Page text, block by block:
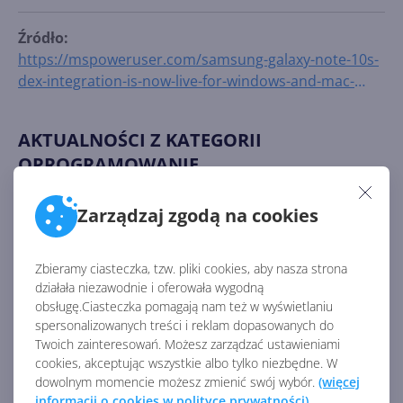
Zarządzaj zgodą na cookies
Zbieramy ciasteczka, tzw. pliki cookies, aby nasza strona
działała niezawodnie i oferowała wygodną
obsługę.Ciasteczka pomagają nam też w wyświetlaniu
spersonalizowanych treści i reklam dopasowanych do
Twoich zainteresowań. Możesz zarządzać ustawieniami
cookies, akceptując wszystkie albo tylko niezbędne. W
dowolnym momencie możesz zmienić swój wybór. (więcej
Źródło:
https://mspoweruser.com/samsung-galaxy-note-10s-
dex-integration-is-now-live-for-windows-and-mac-
AKTUALNOŚCI Z KATEGORII
OPROGRAMOWANIE
Sporo nowości w Microsoft
MSN Pogoda z odświeżoną
stroną główną